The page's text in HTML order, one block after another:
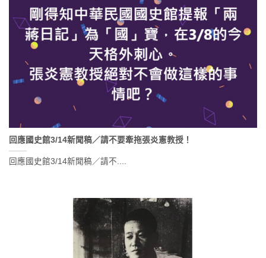
回應國史館3/14新聞稿／請不要牽拖張炎憲教授！
回應國史館3/14新聞稿／請不....